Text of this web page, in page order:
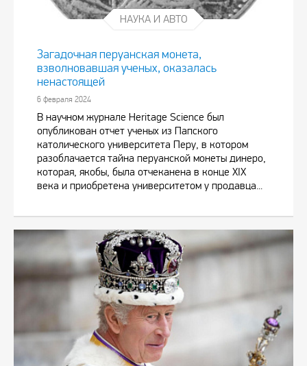
НАУКА И АВТО
Загадочная перуанская монета,
взволновавшая ученых, оказалась
ненастоящей
6 февраля 2024
В научном журнале Heritage Science был
опубликован отчет ученых из Папского
католического университета Перу, в котором
разоблачается тайна перуанской монеты динеро,
которая, якобы, была отчеканена в конце XIX
века и приобретена университетом у продавца...